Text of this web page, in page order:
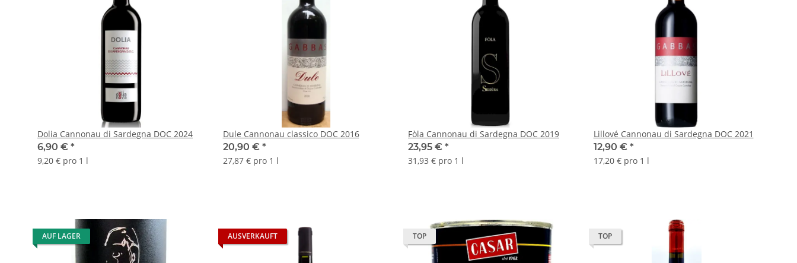
Dolia Cannonau di Sardegna DOC 2024
6,90 € *
9,20 € pro 1 l
Dule Cannonau classico DOC 2016
20,90 € *
27,87 € pro 1 l
Fòla Cannonau di Sardegna DOC 2019
23,95 € *
31,93 € pro 1 l
Lillové Cannonau di Sardegna DOC 2021
12,90 € *
17,20 € pro 1 l
AUF LAGER AUSVERKAUFT TOP TOP